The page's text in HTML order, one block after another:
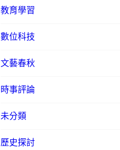
教育學習
數位科技
文藝春秋
時事評論
未分類
歷史探討